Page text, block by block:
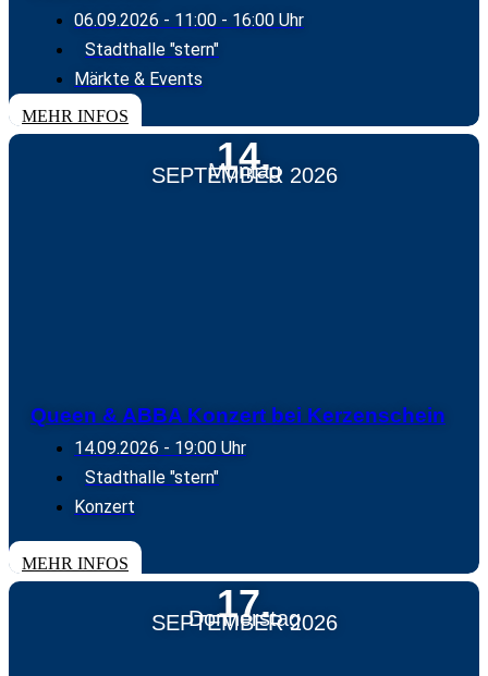
06.09.2026 - 11:00 - 16:00 Uhr
Stadthalle "stern"
Märkte & Events
MEHR INFOS
14.
SEPTEMBER 2026
Montag
Queen & ABBA Konzert bei Kerzenschein
14.09.2026 - 19:00 Uhr
Stadthalle "stern"
Konzert
TICKETS
MEHR INFOS
17.
SEPTEMBER 2026
Donnerstag